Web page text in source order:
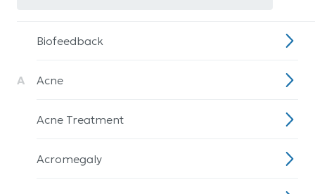
Biofeedback
A Acne
Acne Treatment
Acromegaly